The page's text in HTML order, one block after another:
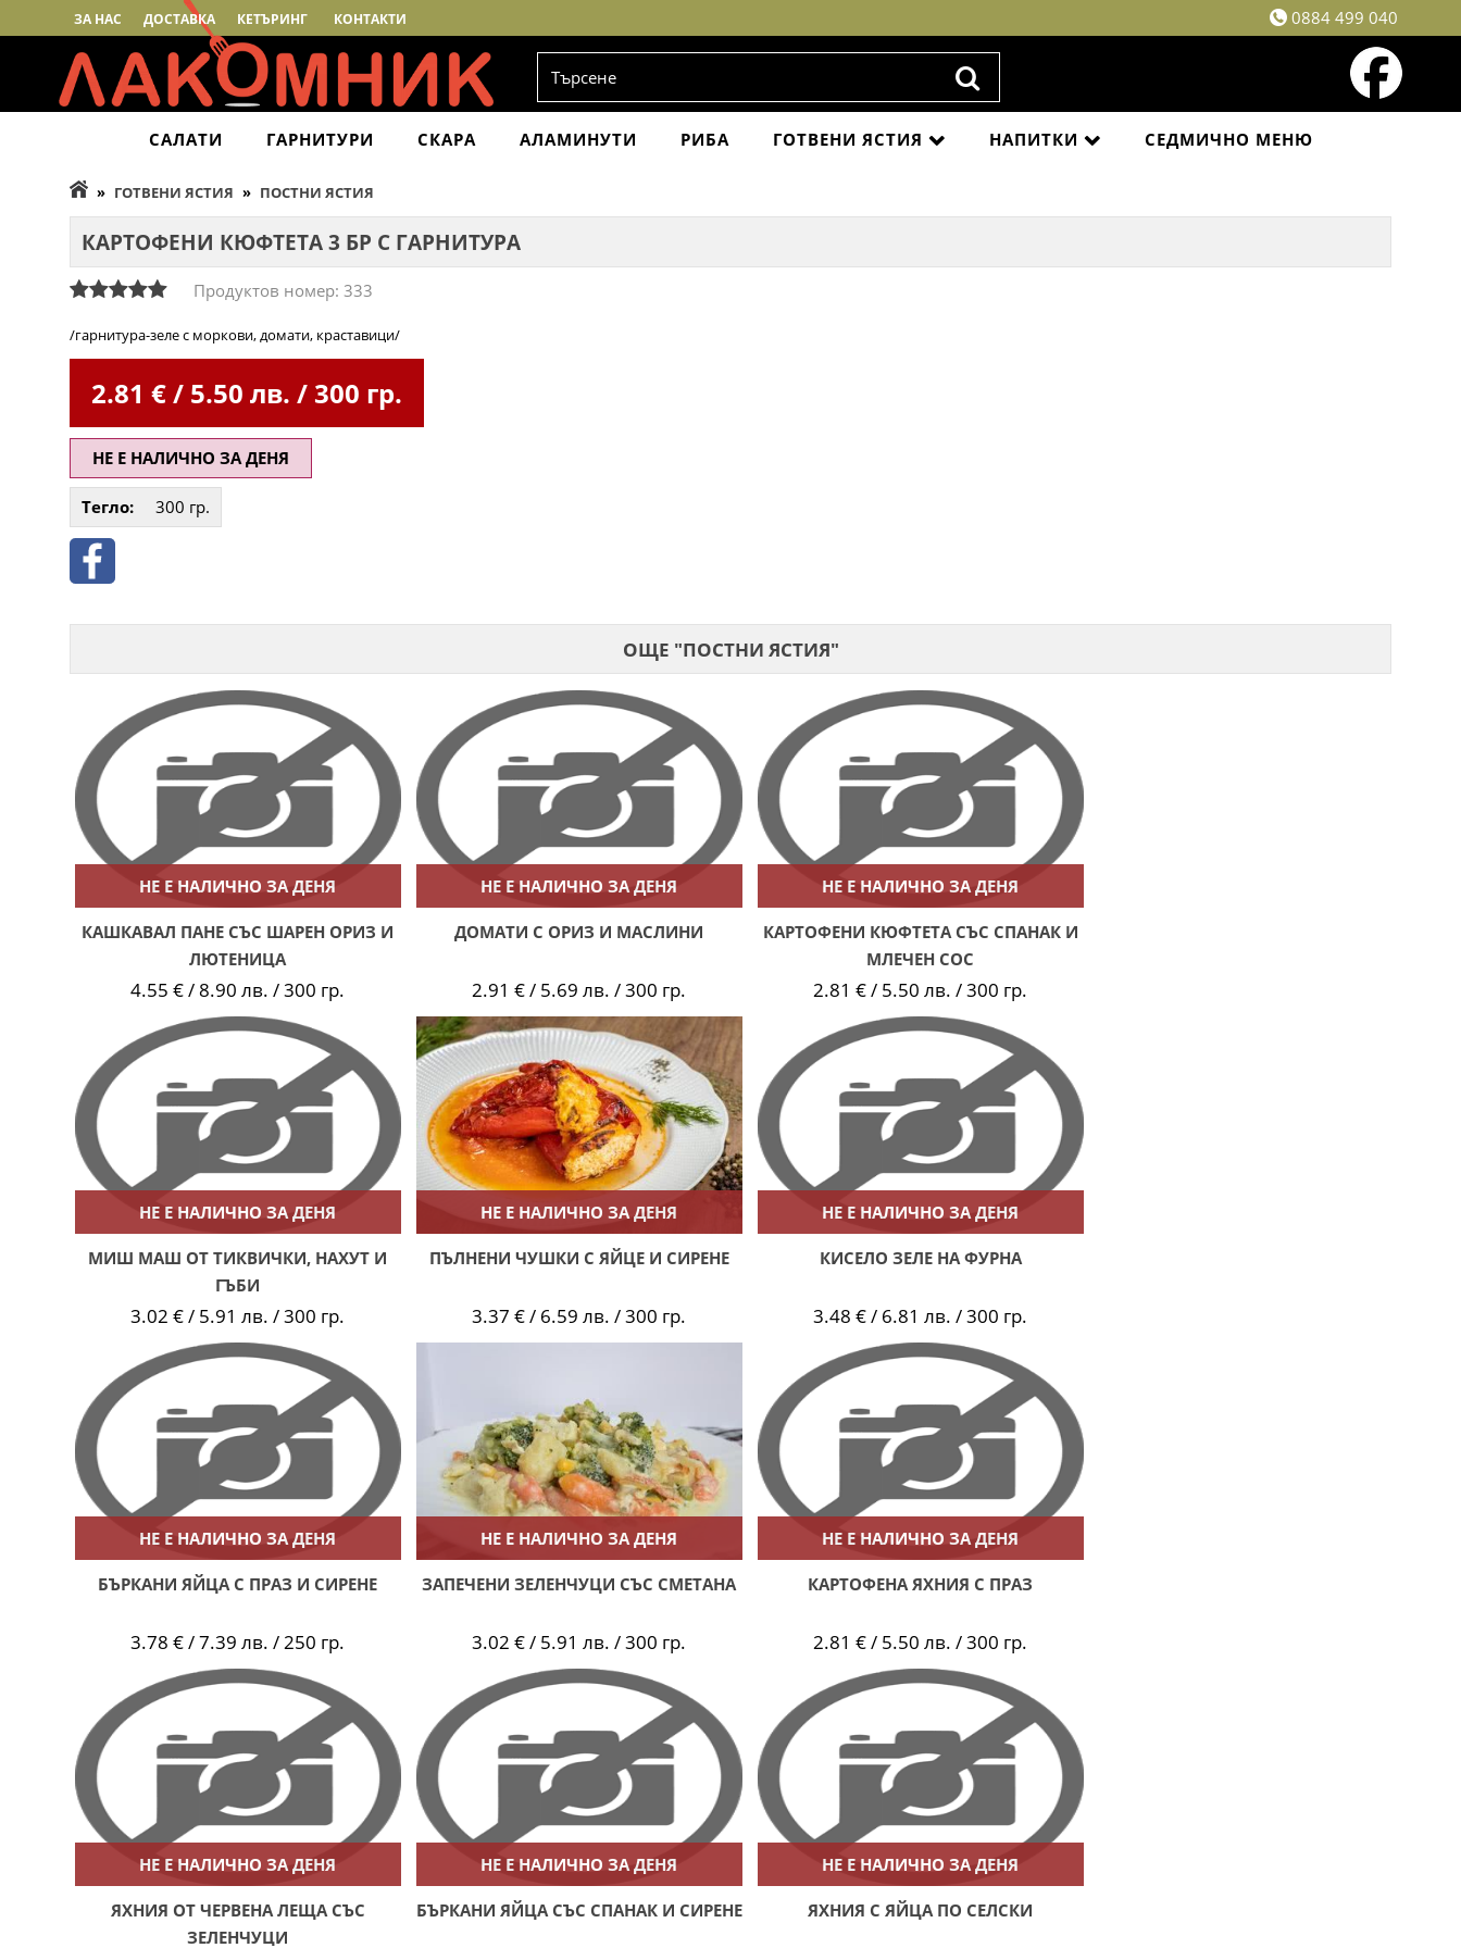
0884 499 040
ЗА НАС ДОСТАВКА КЕТЪРИНГ КОНТАКТИ
САЛАТИ ГАРНИТУРИ СКАРА АЛАМИНУТИ РИБА ГОТВЕНИ ЯСТИЯ НАПИТКИ СЕДМИЧНО МЕНЮ
» ГОТВЕНИ ЯСТИЯ » ПОСТНИ ЯСТИЯ
КАРТОФЕНИ КЮФТЕТА 3 БР С ГАРНИТУРА
Продуктов номер: 333
/гарнитура-зеле с моркови, домати, краставици/
2.81 € / 5.50 лв. / 300 гр.
НЕ Е НАЛИЧНО ЗА ДЕНЯ
Тегло: 300 гр.
ОЩЕ "ПОСТНИ ЯСТИЯ"
НЕ Е НАЛИЧНО ЗА ДЕНЯ
КАШКАВАЛ ПАНЕ СЪС ШАРЕН ОРИЗ И
ЛЮТЕНИЦА
4.55 € / 8.90 лв. / 300 гр.
НЕ Е НАЛИЧНО ЗА ДЕНЯ
ДОМАТИ С ОРИЗ И МАСЛИНИ
2.91 € / 5.69 лв. / 300 гр.
НЕ Е НАЛИЧНО ЗА ДЕНЯ
КАРТОФЕНИ КЮФТЕТА СЪС СПАНАК И
МЛЕЧЕН СОС
2.81 € / 5.50 лв. / 300 гр.
НЕ Е НАЛИЧНО ЗА ДЕНЯ
МИШ МАШ ОТ ТИКВИЧКИ, НАХУТ И
ГЪБИ
3.02 € / 5.91 лв. / 300 гр.
НЕ Е НАЛИЧНО ЗА ДЕНЯ
ПЪЛНЕНИ ЧУШКИ С ЯЙЦЕ И СИРЕНЕ
3.37 € / 6.59 лв. / 300 гр.
НЕ Е НАЛИЧНО ЗА ДЕНЯ
КИСЕЛО ЗЕЛЕ НА ФУРНА
3.48 € / 6.81 лв. / 300 гр.
НЕ Е НАЛИЧНО ЗА ДЕНЯ
БЪРКАНИ ЯЙЦА С ПРАЗ И СИРЕНЕ
3.78 € / 7.39 лв. / 250 гр.
НЕ Е НАЛИЧНО ЗА ДЕНЯ
ЗАПЕЧЕНИ ЗЕЛЕНЧУЦИ СЪС СМЕТАНА
3.02 € / 5.91 лв. / 300 гр.
НЕ Е НАЛИЧНО ЗА ДЕНЯ
КАРТОФЕНА ЯХНИЯ С ПРАЗ
2.81 € / 5.50 лв. / 300 гр.
НЕ Е НАЛИЧНО ЗА ДЕНЯ
ЯХНИЯ ОТ ЧЕРВЕНА ЛЕЩА СЪС
ЗЕЛЕНЧУЦИ
НЕ Е НАЛИЧНО ЗА ДЕНЯ
БЪРКАНИ ЯЙЦА СЪС СПАНАК И СИРЕНЕ
НЕ Е НАЛИЧНО ЗА ДЕНЯ
ЯХНИЯ С ЯЙЦА ПО СЕЛСКИ